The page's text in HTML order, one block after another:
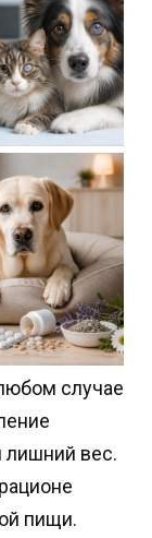
случае
лишний вес.
пищи.